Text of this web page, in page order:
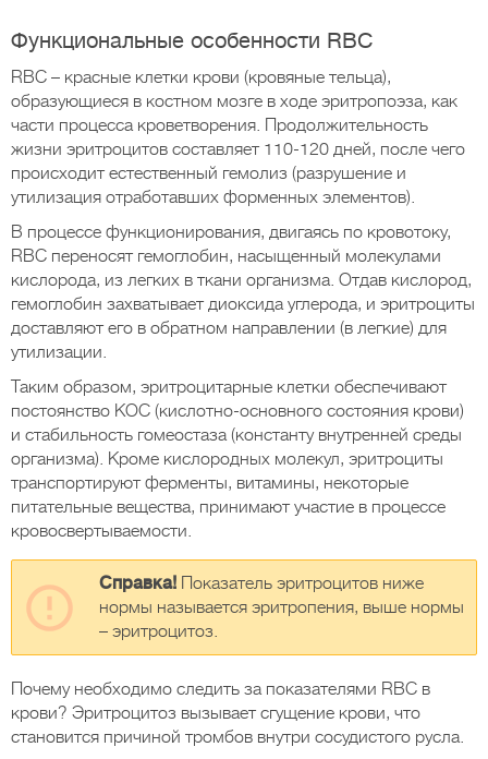
Функциональные особенности RBC
RBC – красные клетки крови (кровяные тельца),
образующиеся в костном мозге в ходе эритропоэза, как
части процесса кроветворения. Продолжительность
жизни эритроцитов составляет 110-120 дней, после чего
происходит естественный гемолиз (разрушение и
утилизация отработавших форменных элементов).
В процессе функционирования, двигаясь по кровотоку,
RBC переносят гемоглобин, насыщенный молекулами
кислорода, из легких в ткани организма. Отдав кислород,
гемоглобин захватывает диоксида углерода, и эритроциты
доставляют его в обратном направлении (в легкие) для
утилизации.
Таким образом, эритроцитарные клетки обеспечивают
постоянство КОС (кислотно-основного состояния крови)
и стабильность гомеостаза (константу внутренней среды
организма). Кроме кислородных молекул, эритроциты
транспортируют ферменты, витамины, некоторые
питательные вещества, принимают участие в процессе
кровосвертываемости.
Справка! Показатель эритроцитов ниже
нормы называется эритропения, выше нормы
– эритроцитоз.
Почему необходимо следить за показателями RBC в
крови? Эритроцитоз вызывает сгущение крови, что
становится причиной тромбов внутри сосудистого русла.